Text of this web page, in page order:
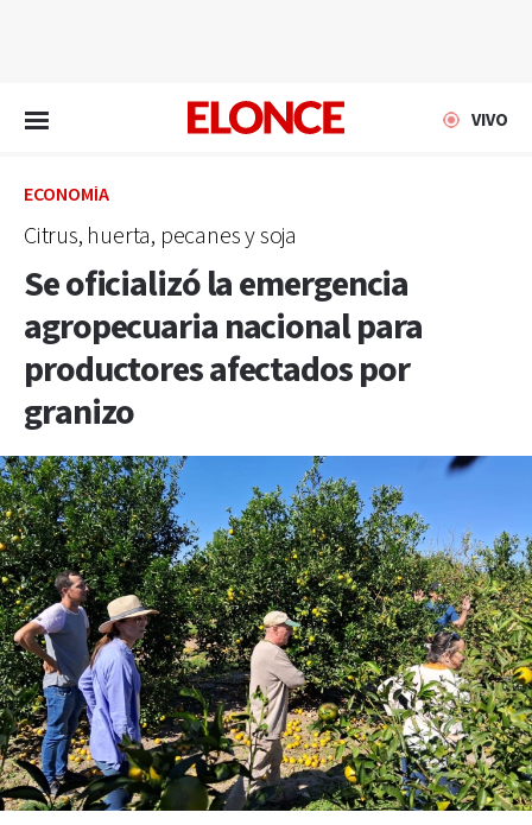
VIVO
ECONOMÍA
Citrus, huerta, pecanes y soja
Se oficializó la emergencia
agropecuaria nacional para
productores afectados por
granizo